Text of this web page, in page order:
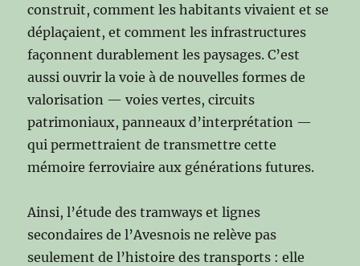
construit, comment les habitants vivaient et se
déplaçaient, et comment les infrastructures
façonnent durablement les paysages. C’est
aussi ouvrir la voie à de nouvelles formes de
valorisation — voies vertes, circuits
patrimoniaux, panneaux d’interprétation —
qui permettraient de transmettre cette
mémoire ferroviaire aux générations futures.
Ainsi, l’étude des tramways et lignes
secondaires de l’Avesnois ne relève pas
seulement de l’histoire des transports : elle